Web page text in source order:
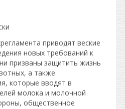
приводят веские
новых требований к
призваны защитить жизнь
а также
которые вводят в
молока и молочной
общественное